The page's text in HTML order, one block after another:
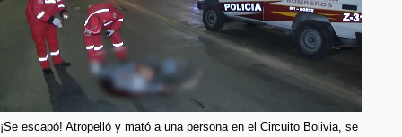
¡Se escapó! Atropelló y mató a una persona en el Circuito Bolivia, se